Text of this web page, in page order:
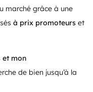
marché grâce à une
à prix promoteurs et
et mon
de bien jusqu’à la